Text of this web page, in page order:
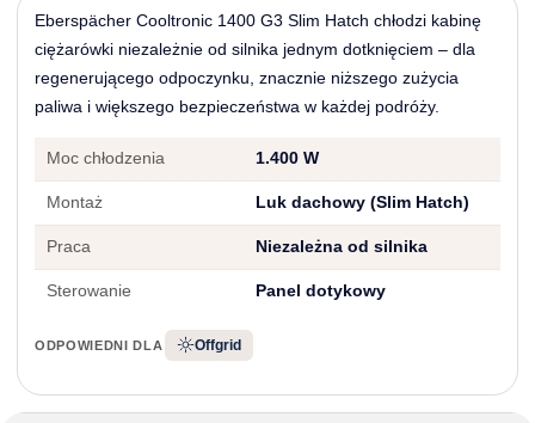
Eberspächer Cooltronic 1400 G3 Slim Hatch chłodzi kabinę
ciężarówki niezależnie od silnika jednym dotknięciem – dla
regenerującego odpoczynku, znacznie niższego zużycia
paliwa i większego bezpieczeństwa w każdej podróży.
Moc chłodzenia 1.400 W
Montaż Luk dachowy (Slim Hatch)
Praca Niezależna od silnika
Sterowanie Panel dotykowy
ODPOWIEDNI DLA Offgrid